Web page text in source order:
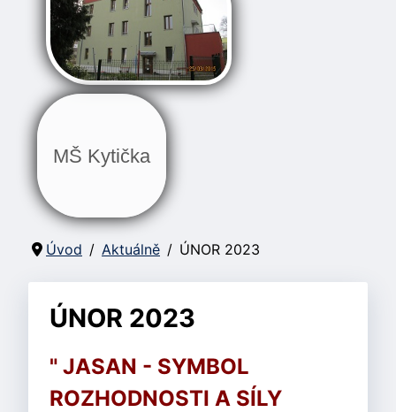
MŠ Kytička
Úvod Aktuálně ÚNOR 2023
ÚNOR 2023
" JASAN - SYMBOL
ROZHODNOSTI A SÍLY